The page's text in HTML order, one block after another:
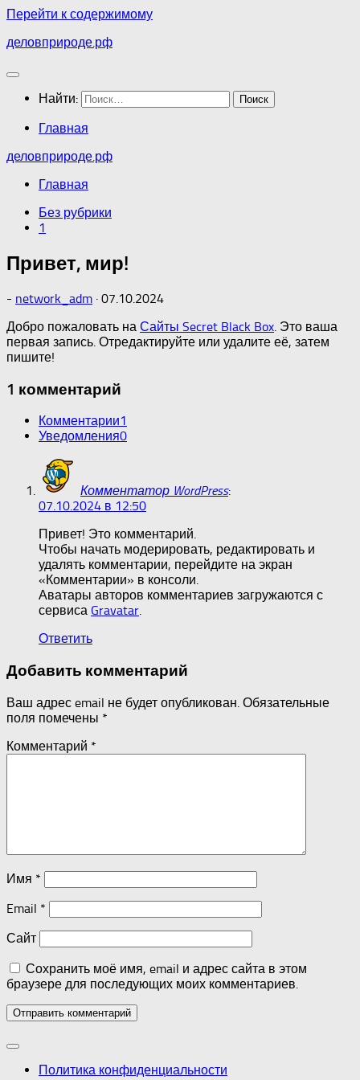
Перейти к содержимому
деловприроде.рф
Найти:
Главная
деловприроде.рф
Главная
Без рубрики
1
Привет, мир!
- network_adm · 07.10.2024
Добро пожаловать на Сайты Secret Black Box. Это ваша
первая запись. Отредактируйте или удалите её, затем
пишите!
1 комментарий
Комментарии1
Уведомления0
Комментатор WordPress:
07.10.2024 в 12:50
Привет! Это комментарий.
Чтобы начать модерировать, редактировать и
удалять комментарии, перейдите на экран
«Комментарии» в консоли.
Аватары авторов комментариев загружаются с
сервиса Gravatar.
Ответить
Добавить комментарий
Ваш адрес email не будет опубликован. Обязательные
поля помечены *
Комментарий *
Имя *
Email *
Сайт
Сохранить моё имя, email и адрес сайта в этом
браузере для последующих моих комментариев.
Политика конфиденциальности